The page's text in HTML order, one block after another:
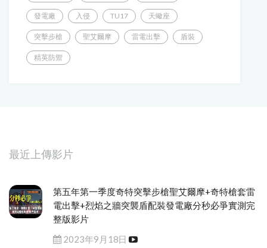
發電廠 入侵 TU17 天蠍座
突擊步槍 聖艾爾摩 雷電出擊 盾裝
精英防禦
最近上傳影片
第五年第一季度奇特突擊步槍聖艾爾摩+奇特槍套雷
電出擊+烈焰之牆突襲盾配裝發電廠分秒必爭實測完
整版影片
2023年9月18日